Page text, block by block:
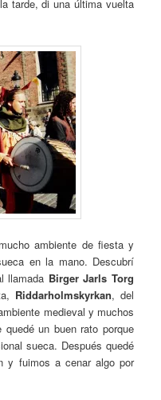
tarde, di una última vuelta
ambiente de fiesta y
en la mano. Descubrí
llamada Birger Jarls Torg
Riddarholmskyrkan, del
medieval y muchos
un buen rato porque
sueca. Después quedé
y fuimos a cenar algo por